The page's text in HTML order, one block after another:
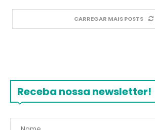
CARREGAR MAIS POSTS
Receba nossa newsletter!